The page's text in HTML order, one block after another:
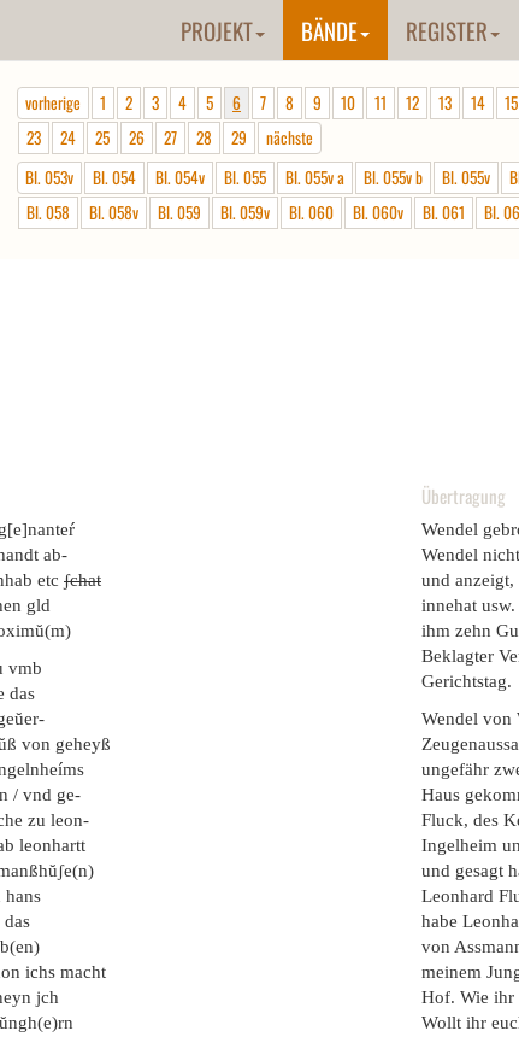
PROJEKT BÄNDE REGISTER
vorherige 1 2 3 4 5 6 7 8 9 10 11 12 13 14 15
23
24 25 26 27 28 29
nächste
Bl. 053v
Bl. 054 Bl. 054v Bl. 055 Bl. 055v a Bl. 055v b Bl. 055v
Bl. 058
Bl. 058v Bl. 059 Bl. 059v Bl. 060 Bl. 060v Bl. 061 Bl.
ab-
etc ʃchat
gld
vmb
das
von geheyß
/ vnd ge-
zu leon-
leonhartt
hans
das
ichs macht
jch
Übertragung
Wendel
Wendel
und anzeigt,
innehat
ihm zehn
Beklagter
Gerichtstag.
Wendel von
ungefähr
Haus
Fluck, des
Ingelheim
und gesagt
Leonhard
habe
von
meinem
Hof. Wie ihr
Wollt ihr